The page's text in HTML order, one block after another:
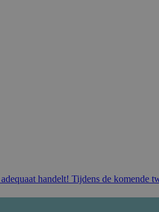
handelt! Tijdens de komende